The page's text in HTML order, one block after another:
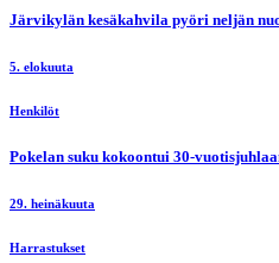
Järvikylän kesäkahvila pyöri neljän
5. elokuuta
Henkilöt
Pokelan suku kokoontui 30-
29. heinäkuuta
Harrastukset